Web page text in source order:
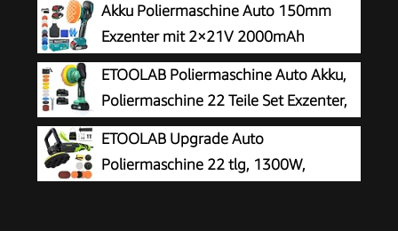
Akku Poliermaschine Auto 150mm
Exzenter mit 2×21V 2000mAh
Batterien, 13-tlg Polierset, 6
Geschwindigkeiten bis 5500RPM, Kabellose
Auto poliermaschinen, polishing machine
ETOOLAB Poliermaschine Auto Akku,
Poliermaschine 22 Teile Set Exzenter,
21V
ETOOLAB Upgrade Auto
Poliermaschine 22 tlg, 1300W,